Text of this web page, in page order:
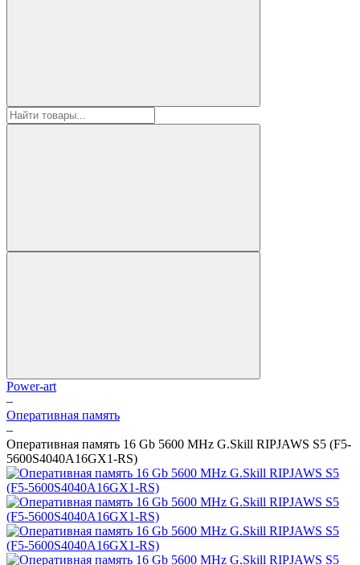
Power-art
–
Оперативная память
–
Оперативная память 16 Gb 5600 MHz G.Skill RIPJAWS S5 (F5-
5600S4040A16GX1-RS)